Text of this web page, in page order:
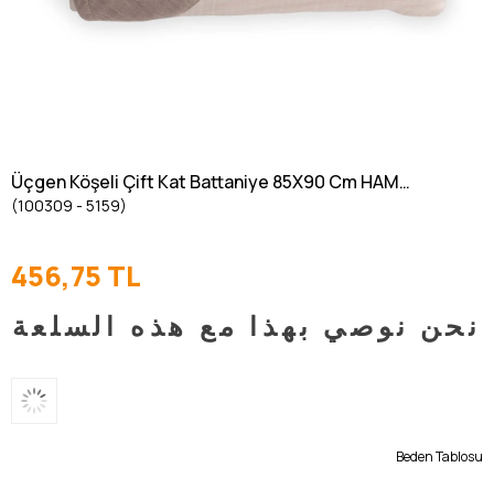
Üçgen Köşeli Çift Kat Battaniye 85X90 Cm HAM
VİZON
(100309 - 5159)
456,75 TL
نحن نوصي بهذا مع هذه السلعة
Beden Tablosu